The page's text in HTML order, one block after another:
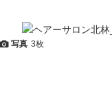
写真 3枚